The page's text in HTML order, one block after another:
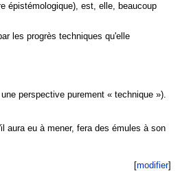
épistémologique), est, elle, beaucoup
les progrès techniques qu'elle
perspective purement « technique »).
eu à mener, fera des émules à son
[modifier]